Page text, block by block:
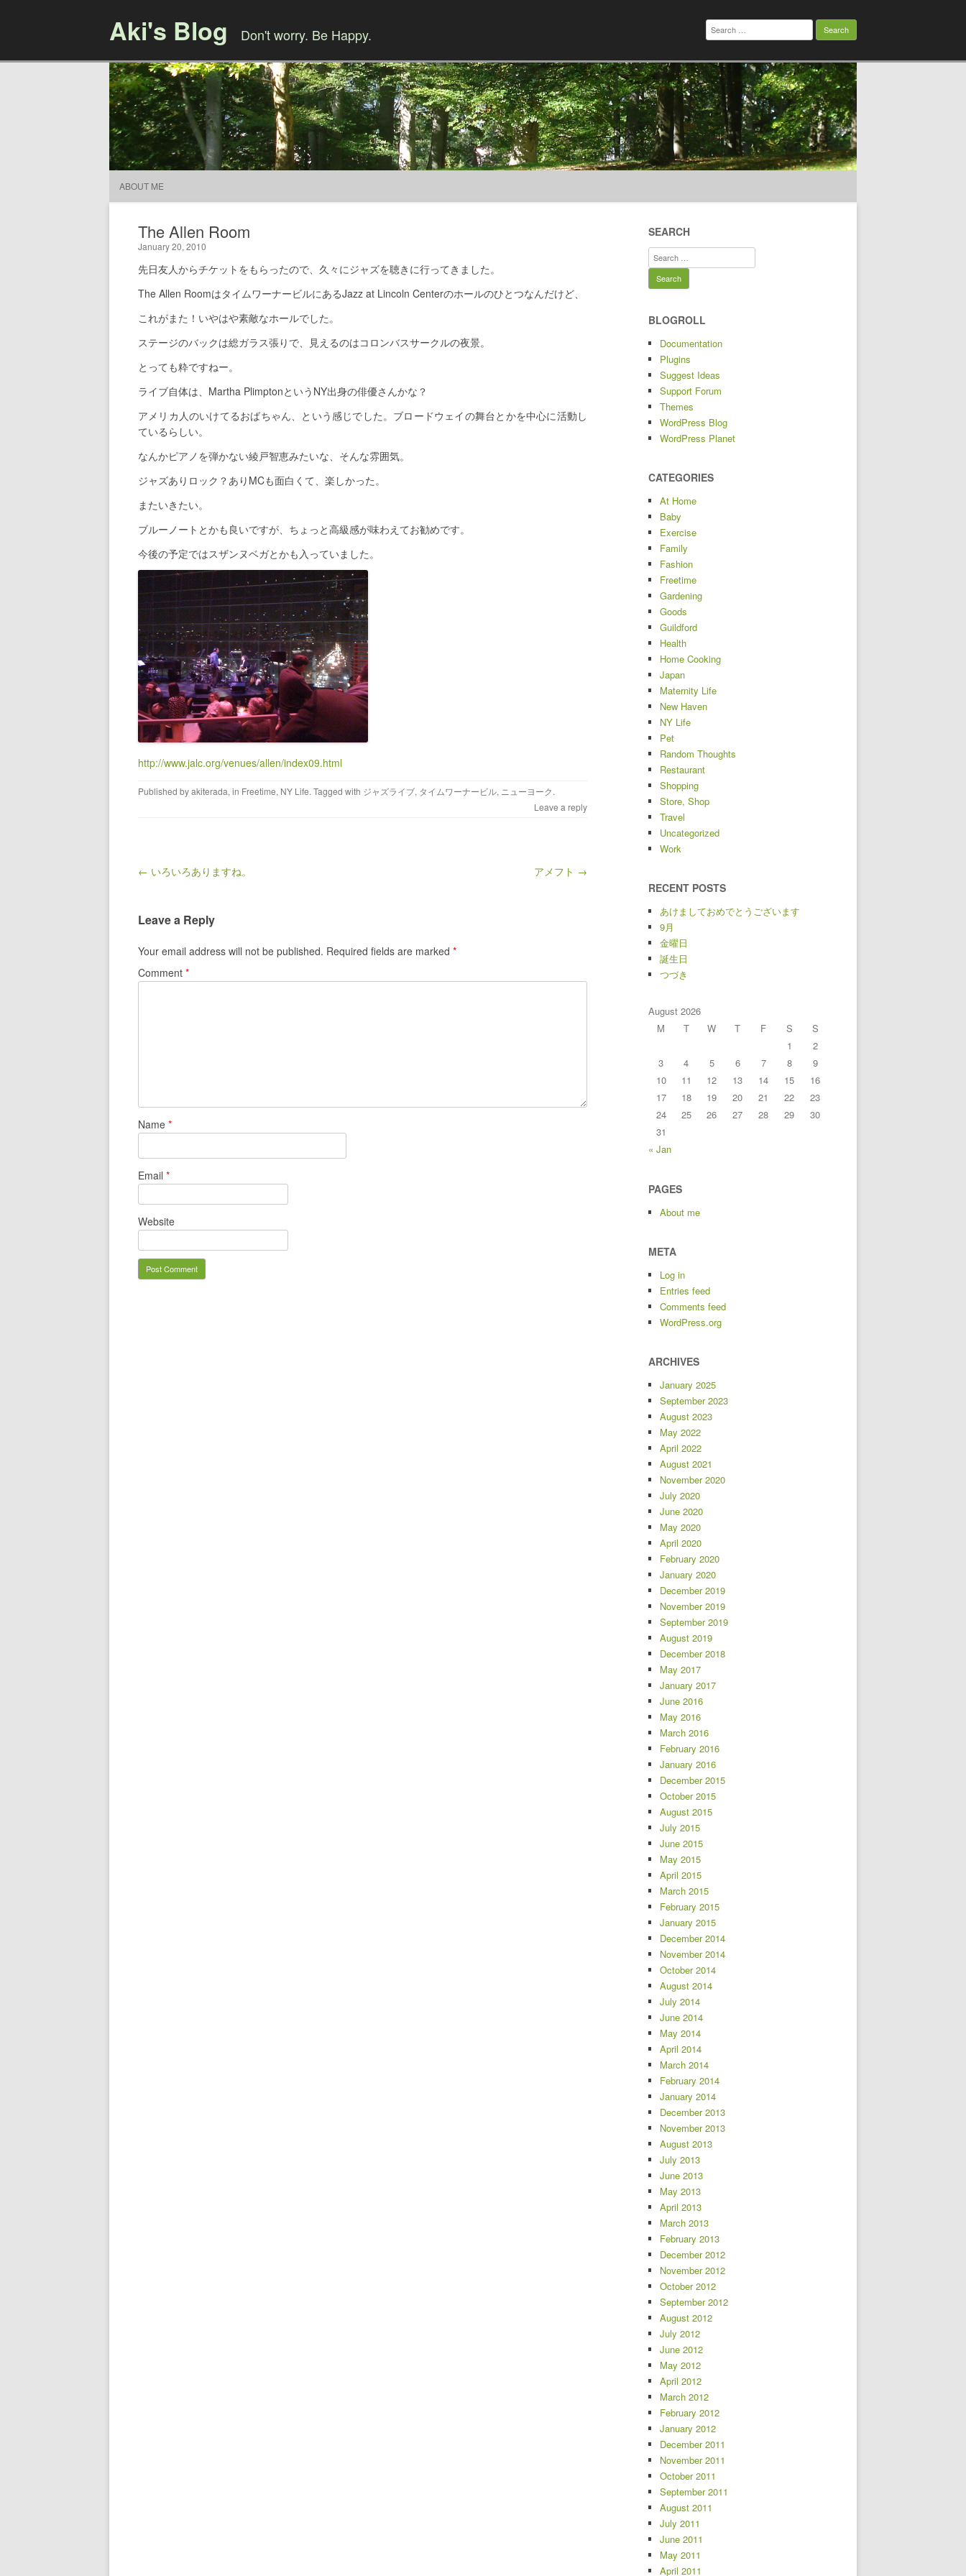
Aki's Blog Don't worry. Be Happy.
Search
for:
ABOUT ME
The Allen Room
January 20, 2010
先日友人からチケットをもらったので、久々にジャズを聴きに行ってきました。
The Allen RoomはタイムワーナービルにあるJazz at Lincoln Centerのホールのひとつなんだけど、
これがまた！いやはや素敵なホールでした。
ステージのバックは総ガラス張りで、見えるのはコロンバスサークルの夜景。
とっても粋ですねー。
ライブ自体は、Martha PlimptonというNY出身の俳優さんかな？
アメリカ人のいけてるおばちゃん、という感じでした。ブロードウェイの舞台とかを中心に活動し
ているらしい。
なんかピアノを弾かない綾戸智恵みたいな、そんな雰囲気。
ジャズありロック？ありMCも面白くて、楽しかった。
またいきたい。
ブルーノートとかも良いですが、ちょっと高級感が味わえてお勧めです。
今後の予定ではスザンヌベガとかも入っていました。
http://www.jalc.org/venues/allen/index09.html
Published byakiterada, in Freetime, NY Life. Tagged with ジャズライブ, タイムワーナービル, ニューヨーク.
Leave a reply
Post navigation
← いろいろありますね。 アメフト →
Leave a Reply
Your email address will not be published. Required fields are marked *
Comment *
Name *
Email *
Website
SEARCH
Search
for:
BLOGROLL
Documentation
Plugins
Suggest Ideas
Support Forum
Themes
WordPress Blog
WordPress Planet
CATEGORIES
At Home
Baby
Exercise
Family
Fashion
Freetime
Gardening
Goods
Guildford
Health
Home Cooking
Japan
Maternity Life
New Haven
NY Life
Pet
Random Thoughts
Restaurant
Shopping
Store, Shop
Travel
Uncategorized
Work
RECENT POSTS
あけましておめでとうございます
9月
金曜日
誕生日
つづき
August 2026
M
T W T F S
S
1
2
3
4 5 6 7 8
9
10
11 12 13 14 15
16
17
18 19 20 21 22
23
24
25 26 27 28 29
30
31
« Jan
PAGES
About me
META
Log in
Entries feed
Comments feed
WordPress.org
ARCHIVES
January 2025
September 2023
August 2023
May 2022
April 2022
August 2021
November 2020
July 2020
June 2020
May 2020
April 2020
February 2020
January 2020
December 2019
November 2019
September 2019
August 2019
December 2018
May 2017
January 2017
June 2016
May 2016
March 2016
February 2016
January 2016
December 2015
October 2015
August 2015
July 2015
June 2015
May 2015
April 2015
March 2015
February 2015
January 2015
December 2014
November 2014
October 2014
August 2014
July 2014
June 2014
May 2014
April 2014
March 2014
February 2014
January 2014
December 2013
November 2013
August 2013
July 2013
June 2013
May 2013
April 2013
March 2013
February 2013
December 2012
November 2012
October 2012
September 2012
August 2012
July 2012
June 2012
May 2012
April 2012
March 2012
February 2012
January 2012
December 2011
November 2011
October 2011
September 2011
August 2011
July 2011
June 2011
May 2011
April 2011